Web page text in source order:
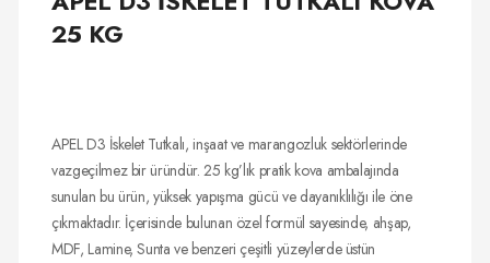
25 KG
APEL D3 İskelet Tutkalı, inşaat ve marangozluk sektörlerinde
vazgeçilmez bir üründür. 25 kg’lık pratik kova ambalajında
sunulan bu ürün, yüksek yapışma gücü ve dayanıklılığı ile öne
çıkmaktadır. İçerisinde bulunan özel formül sayesinde, ahşap,
MDF, Lamine, Sunta ve benzeri çeşitli yüzeylerde üstün